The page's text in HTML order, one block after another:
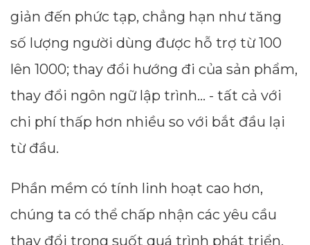
giản đến phức tạp, chẳng hạn như tăng
số lượng người dùng được hỗ trợ từ 100
lên 1000; thay đổi hướng đi của sản phẩm,
thay đổi ngôn ngữ lập trình... - tất cả với
chi phí thấp hơn nhiều so với bắt đầu lại
từ đầu.
Phần mềm có tính linh hoạt cao hơn,
chúng ta có thể chấp nhận các yêu cầu
thay đổi trong suốt quá trình phát triển,